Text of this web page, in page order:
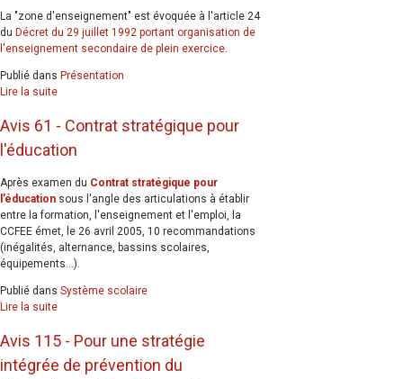
La "zone d'enseignement" est évoquée à l'article 24
du Décret du 29 juillet 1992 portant organisation de
l'enseignement secondaire de plein exercice.
Publié dans Présentation
Lire la suite
Avis 61 - Contrat stratégique pour
l'éducation
Après examen du Contrat stratégique pour
l’éducation sous l'angle des articulations à établir
entre la formation, l'enseignement et l'emploi, la
CCFEE émet, le 26 avril 2005, 10 recommandations
(inégalités, alternance, bassins scolaires,
équipements...).
Publié dans Système scolaire
Lire la suite
Avis 115 - Pour une stratégie
intégrée de prévention du